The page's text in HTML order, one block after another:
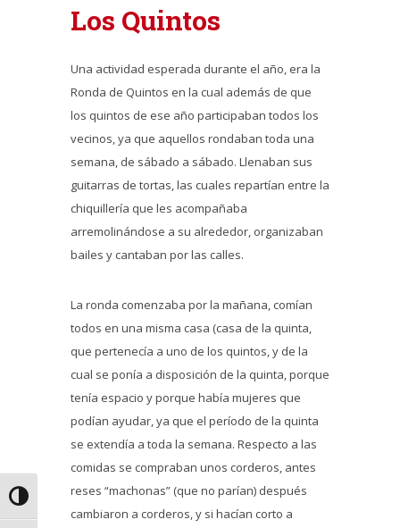
Alternar alto contraste
Los Quintos
Una actividad esperada durante el año, era la
Ronda de Quintos en la cual además de que
los quintos de ese año participaban todos los
vecinos, ya que aquellos rondaban toda una
semana, de sábado a sábado. Llenaban sus
guitarras de tortas, las cuales repartían entre la
chiquillería que les acompañaba
arremolinándose a su alrededor, organizaban
bailes y cantaban por las calles.
La ronda comenzaba por la mañana, comían
todos en una misma casa (casa de la quinta,
que pertenecía a uno de los quintos, y de la
cual se ponía a disposición de la quinta, porque
tenía espacio y porque había mujeres que
podían ayudar, ya que el período de la quinta
se extendía a toda la semana. Respecto a las
comidas se compraban unos corderos, antes
reses “machonas” (que no parían) después
cambiaron a corderos, y si hacían corto a